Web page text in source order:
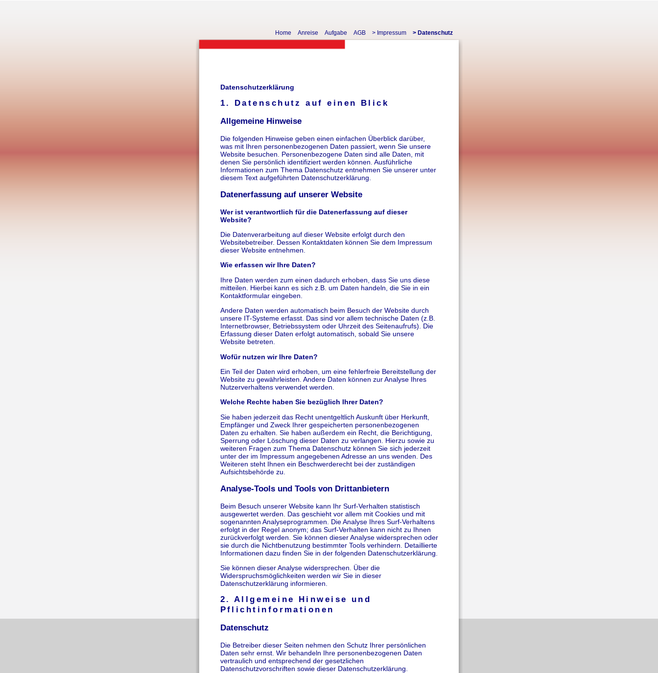
Home Anreise Aufgabe AGB > Impressum > Datenschutz
Datenschutzerklärung
1. Datenschutz auf einen Blick
Allgemeine Hinweise
Die folgenden Hinweise geben einen einfachen Überblick darüber,
was mit Ihren personenbezogenen Daten passiert, wenn Sie unsere
Website besuchen. Personenbezogene Daten sind alle Daten, mit
denen Sie persönlich identifiziert werden können. Ausführliche
Informationen zum Thema Datenschutz entnehmen Sie unserer unter
diesem Text aufgeführten Datenschutzerklärung.
Datenerfassung auf unserer Website
Wer ist verantwortlich für die Datenerfassung auf dieser
Website?
Die Datenverarbeitung auf dieser Website erfolgt durch den
Websitebetreiber. Dessen Kontaktdaten können Sie dem Impressum
dieser Website entnehmen.
Wie erfassen wir Ihre Daten?
Ihre Daten werden zum einen dadurch erhoben, dass Sie uns diese
mitteilen. Hierbei kann es sich z.B. um Daten handeln, die Sie in ein
Kontaktformular eingeben.
Andere Daten werden automatisch beim Besuch der Website durch
unsere IT-Systeme erfasst. Das sind vor allem technische Daten (z.B.
Internetbrowser, Betriebssystem oder Uhrzeit des Seitenaufrufs). Die
Erfassung dieser Daten erfolgt automatisch, sobald Sie unsere
Website betreten.
Wofür nutzen wir Ihre Daten?
Ein Teil der Daten wird erhoben, um eine fehlerfreie Bereitstellung der
Website zu gewährleisten. Andere Daten können zur Analyse Ihres
Nutzerverhaltens verwendet werden.
Welche Rechte haben Sie bezüglich Ihrer Daten?
Sie haben jederzeit das Recht unentgeltlich Auskunft über Herkunft,
Empfänger und Zweck Ihrer gespeicherten personenbezogenen
Daten zu erhalten. Sie haben außerdem ein Recht, die Berichtigung,
Sperrung oder Löschung dieser Daten zu verlangen. Hierzu sowie zu
weiteren Fragen zum Thema Datenschutz können Sie sich jederzeit
unter der im Impressum angegebenen Adresse an uns wenden. Des
Weiteren steht Ihnen ein Beschwerderecht bei der zuständigen
Aufsichtsbehörde zu.
Analyse-Tools und Tools von Drittanbietern
Beim Besuch unserer Website kann Ihr Surf-Verhalten statistisch
ausgewertet werden. Das geschieht vor allem mit Cookies und mit
sogenannten Analyseprogrammen. Die Analyse Ihres Surf-Verhaltens
erfolgt in der Regel anonym; das Surf-Verhalten kann nicht zu Ihnen
zurückverfolgt werden. Sie können dieser Analyse widersprechen oder
sie durch die Nichtbenutzung bestimmter Tools verhindern. Detaillierte
Informationen dazu finden Sie in der folgenden Datenschutzerklärung.
Sie können dieser Analyse widersprechen. Über die
Widerspruchsmöglichkeiten werden wir Sie in dieser
Datenschutzerklärung informieren.
2. Allgemeine Hinweise und
Pflichtinformationen
Datenschutz
Die Betreiber dieser Seiten nehmen den Schutz Ihrer persönlichen
Daten sehr ernst. Wir behandeln Ihre personenbezogenen Daten
vertraulich und entsprechend der gesetzlichen
Datenschutzvorschriften sowie dieser Datenschutzerklärung.